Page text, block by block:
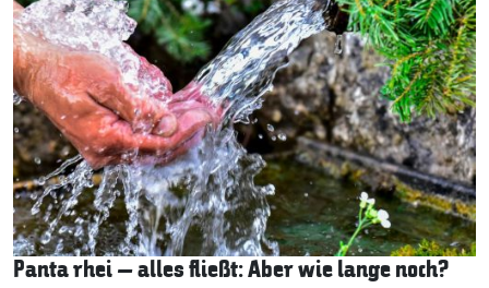
Panta rhei – alles fließt: Aber wie lange noch?